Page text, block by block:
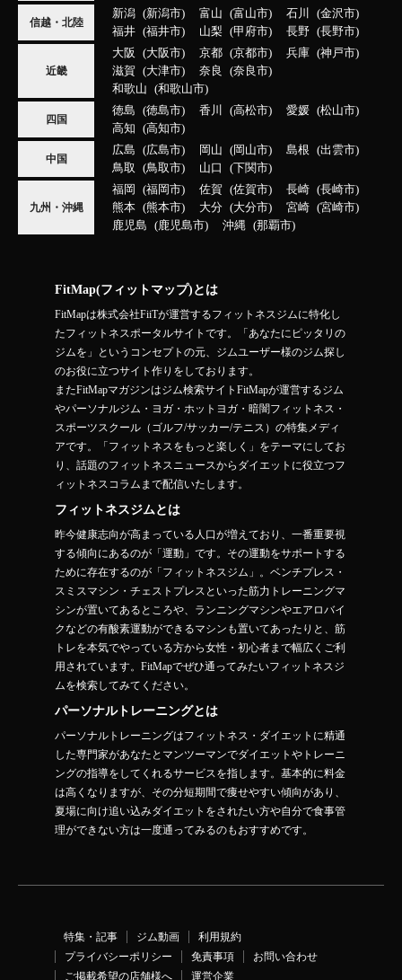
信越・北陸
新潟 新潟市 富山 富山市 石川
金沢市
福井
福井市 山梨 甲府市 長野 長野市
近畿
大阪 大阪市 京都 京都市 兵庫
神戸市
滋賀
大津市 奈良
奈良市
和歌山
和歌山市
四国
徳島 徳島市 香川 高松市 愛媛
松山市
高知
高知市
中国
広島 広島市 岡山 岡山市 島根
出雲市
鳥取
鳥取市 山口 下関市
九州・沖縄
福岡 福岡市 佐賀 佐賀市 長崎
長崎市
熊本
熊本市 大分 大分市 宮崎
宮崎市
鹿児島
鹿児島市 沖縄 那覇市
FitMap(フィットマップ)とは
FitMapは株式会社FiiTが運営するフィットネスジムに特化し
たフィットネスポータルサイトです。「あなたにピッタリの
ジムを」というコンセプトの元、ジムユーザー様のジム探し
のお役に立つサイト作りをしております。
またFitMapマガジンはジム検索サイトFitMapが運営するジム
やパーソナルジム・ヨガ・ホットヨガ・暗闇フィットネス・
スポーツスクール（ゴルフ/サッカー/テニス）の特集メディ
アです。「フィットネスをもっと楽しく」をテーマにしてお
り、話題のフィットネスニュースからダイエットに役立つフ
ィットネスコラムまで配信いたします。
フィットネスジムとは
昨今健康志向が高まっている人口が増えており、一番重要視
する傾向にあるのが「運動」です。その運動をサポートする
ために存在するのが「フィットネスジム」。ベンチプレス・
スミスマシン・チェストプレスといった筋力トレーニングマ
シンが置いてあるところや、ランニングマシンやエアロバイ
クなどの有酸素運動ができるマシンも置いてあったりと、筋
トレを本気でやっている方から女性・初心者まで幅広くご利
用されています。FitMapでぜひ通ってみたいフィットネスジ
ムを検索してみてください。
パーソナルトレーニングとは
パーソナルトレーニングはフィットネス・ダイエットに精通
した専門家があなたとマンツーマンでダイエットやトレーニ
ングの指導をしてくれるサービスを指します。基本的に料金
は高くなりますが、その分短期間で痩せやすい傾向があり、
夏場に向け追い込みダイエットをされたい方や自分で食事管
理ができない方は一度通ってみるのもおすすめです。
特集・記事 ジム動画
利用規約
プライバシーポリシー
免責事項
お問い合わせ
ご掲載希望の店舗様へ
運営企業